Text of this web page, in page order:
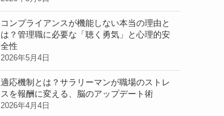
コンプライアンスが機能しない本当の理由と
は？管理職に必要な「聴く勇気」と心理的安
全性
2026年5月4日
適応機制とは？サラリーマンが職場のストレ
スを報酬に変える、脳のアップデート術
2026年4月4日